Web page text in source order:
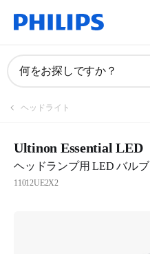
何をお探しですか？
ヘッドライト
Ultinon Essential LED
ヘッドランプ用 LED バルブ
11012UE2X2